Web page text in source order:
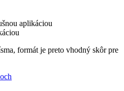
aplikáciou
formát je preto vhodný skôr pre